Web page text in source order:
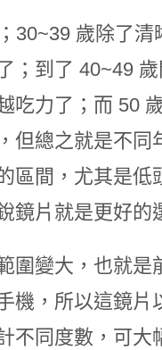
30~39 歲除了
；到了 40~49
吃力了；而 50
但總之就是不
區間，尤其是低
鏡片就是更好的
圍變大，也就是
機，所以這鏡片
不同度數，可大